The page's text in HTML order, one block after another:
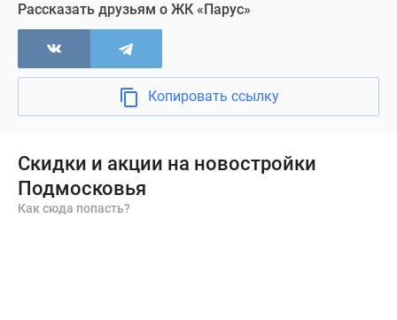
Рассказать друзьям о ЖК «Парус»
Копировать ссылку
Скидки и акции на новостройки
Подмосковья
Как сюда попасть?